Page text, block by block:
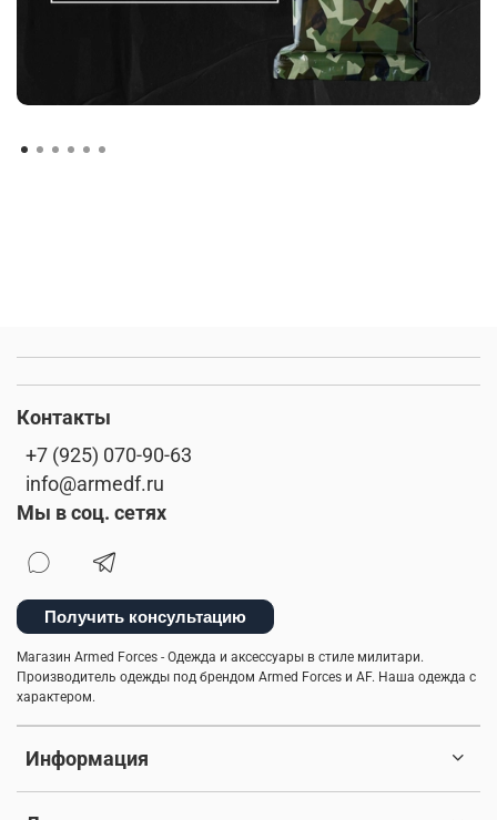
Информация
Контакты
+7 (925) 070-90-63
info@armedf.ru
Мы в соц. сетях
Получить консультацию
Магазин Armed Forces - Одежда и аксессуары в стиле милитари.
Производитель одежды под брендом Armed Forces и AF. Наша одежда с
характером.